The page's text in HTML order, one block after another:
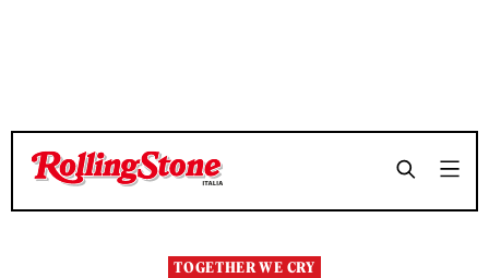
TEMPO DI LETTURA 7 MINUTI
TEMPO DI LETTURA 7 MINUTI
TOGETHER WE CRY